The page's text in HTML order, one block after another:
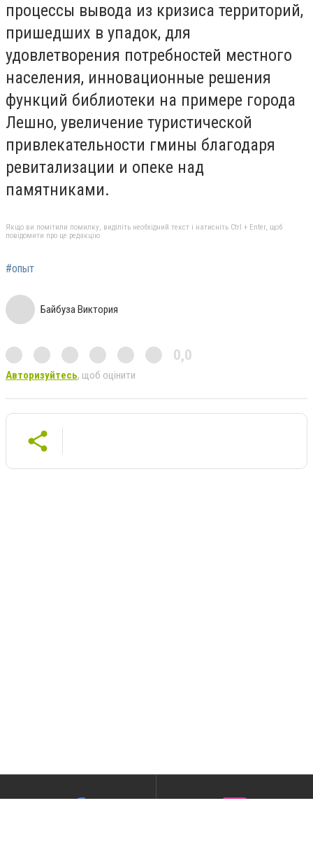
процессы вывода из кризиса территорий,
пришедших в упадок, для
удовлетворения потребностей местного
населения, инновационные решения
функций библиотеки на примере города
Лешно, увеличение туристической
привлекательности гмины благодаря
ревитализации и опеке над
памятниками.
Якщо ви помітили помилку, виділіть необхідний текст і натисніть Ctrl + Enter, щоб
повідомити про це редакцію
#опыт
Байбуза Виктория
0,0
Авторизуйтесь, щоб оцінити